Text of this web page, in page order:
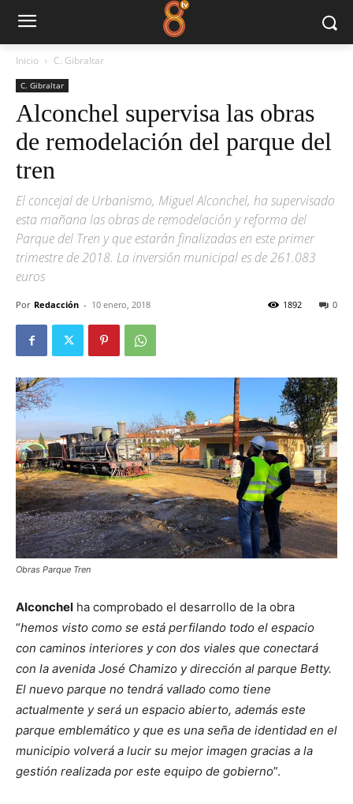
Inicio C. Gibraltar
C. Gibraltar
Alconchel supervisa las obras
de remodelación del parque del
tren
El concejal de Urbanismo, Miguel Alconchel, ha supervisado
esta mañana las obras de remodelación y reforma del
Parque del Tren y que estarán finalizadas en este primer
trimestre de 2018. La inversión municipal es de 261.083
euros
Por Redacción - 10 enero, 2018 0
1892
Obras Parque Tren
Alconchel ha comprobado el desarrollo de la obra
“hemos visto como se está perfilando todo el espacio
con caminos interiores y con dos viales que conectará
con la avenida José Chamizo y dirección al parque Betty.
El nuevo parque no tendrá vallado como tiene
actualmente y será un espacio abierto, además este
parque emblemático y que es una seña de identidad en el
municipio volverá a lucir su mejor imagen gracias a la
gestión realizada por este equipo de gobierno”.